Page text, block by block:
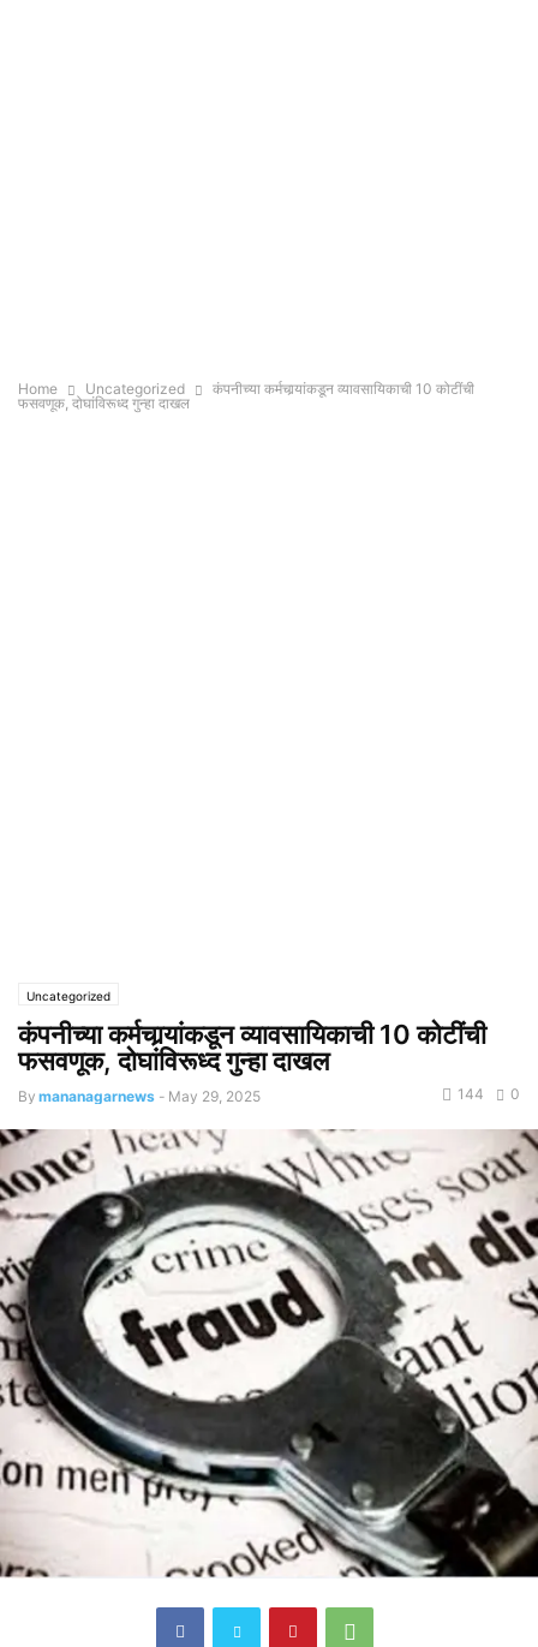
Home Uncategorized
कंपनीच्या कर्मचार्‍यांकडून व्यावसायिकाची 10 कोटींची
फसवणूक, दोघांविरूध्द गुन्हा दाखल
Uncategorized
कंपनीच्या कर्मचार्‍यांकडून व्यावसायिकाची 10 कोटींची
फसवणूक, दोघांविरूध्द गुन्हा दाखल
By mananagarnews - May 29, 2025 0
144